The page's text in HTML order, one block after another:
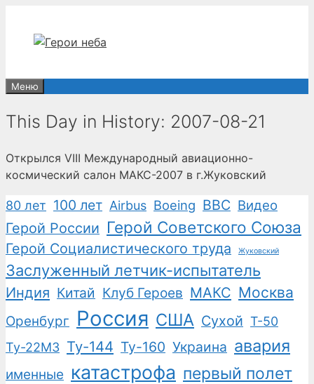
содержимому
Меню
This Day in History: 2007-08-21
Открылся VIII Международный авиационно-
космический салон МАКС-2007 в г.Жуковский
80 лет 100 лет Airbus Boeing ВВС Видео
Герой России Герой Советского Союза
Герой Социалистического труда Жуковский
Заслуженный летчик-испытатель
Индия Китай Клуб Героев МАКС Москва
Оренбург Россия США Сухой Т-50
Ту-22М3 Ту-144 Ту-160 Украина авария
именные катастрофа первый полет